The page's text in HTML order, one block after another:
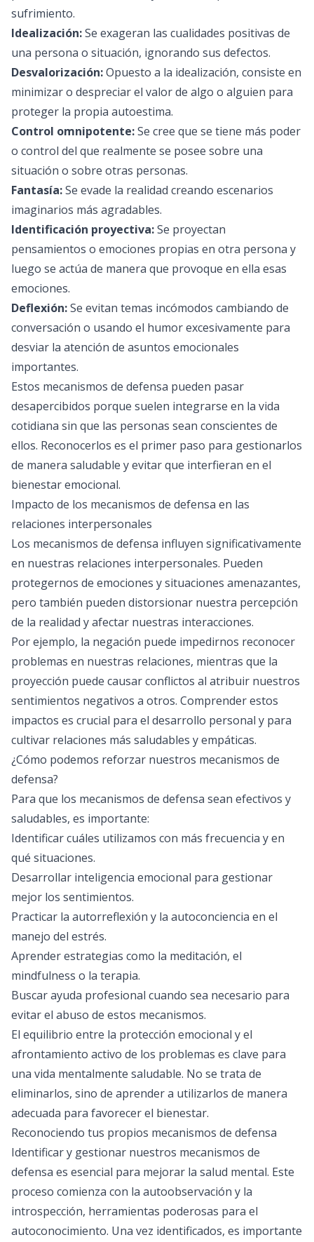
sufrimiento.
Idealización:Se exageran las cualidades positivas de
una persona o situación, ignorando sus defectos.
Desvalorización:Opuesto a la idealización, consiste en
minimizar o despreciar el valor de algo o alguien para
proteger la propia autoestima.
Control omnipotente:Se cree que se tiene más poder
o control del que realmente se posee sobre una
situación o sobre otras personas.
Fantasía:Se evade la realidad creando escenarios
imaginarios más agradables.
Identificación proyectiva:Se proyectan
pensamientos o emociones propias en otra persona y
luego se actúa de manera que provoque en ella esas
emociones.
Deflexión:Se evitan temas incómodos cambiando de
conversación o usando el humor excesivamente para
desviar la atención de asuntos emocionales
importantes.
Estos mecanismos de defensa pueden pasar
desapercibidos porque suelen integrarse en la vida
cotidiana sin que las personas sean conscientes de
ellos. Reconocerlos es el primer paso para gestionarlos
de manera saludable y evitar que interfieran en el
bienestar emocional.
Impacto de los mecanismos de defensa en las
relaciones interpersonales
Los mecanismos de defensa influyen significativamente
en nuestras relaciones interpersonales. Pueden
protegernos de emociones y situaciones amenazantes,
pero también pueden distorsionar nuestra percepción
de la realidad y afectar nuestras interacciones.
Por ejemplo, la negación puede impedirnos reconocer
problemas en nuestras relaciones, mientras que la
proyección puede causar conflictos al atribuir nuestros
sentimientos negativos a otros. Comprender estos
impactos es crucial para el desarrollo personal y para
cultivar relaciones más saludables y empáticas.
¿Cómo podemos reforzar nuestros mecanismos de
defensa?
Para que los mecanismos de defensa sean efectivos y
saludables, es importante:
Identificar cuáles utilizamos con más frecuencia y en
qué situaciones.
Desarrollar inteligencia emocional para gestionar
mejor los sentimientos.
Practicar la autorreflexión y la autoconciencia en el
manejo del estrés.
Aprender estrategias como la meditación, el
mindfulness o la terapia.
Buscar ayuda profesional cuando sea necesario para
evitar el abuso de estos mecanismos.
El equilibrio entre la protección emocional y el
afrontamiento activo de los problemas es clave para
una vida mentalmente saludable. No se trata de
eliminarlos, sino de aprender a utilizarlos de manera
adecuada para favorecer el bienestar.
Reconociendo tus propios mecanismos de defensa
Identificar y gestionar nuestros mecanismos de
defensa es esencial para mejorar la salud mental. Este
proceso comienza con la autoobservación y la
introspección, herramientas poderosas para el
autoconocimiento. Una vez identificados, es importante